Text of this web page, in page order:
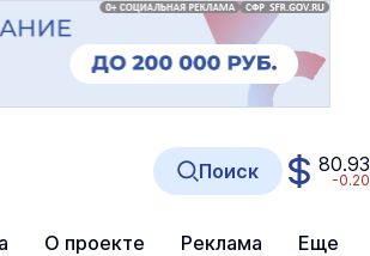
О проекте Реклама Еще
Поиск 80.93
-0.20